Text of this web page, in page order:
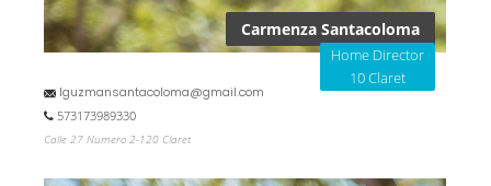
Carmenza Santacoloma
Home Director
10 Claret
lguzmansantacoloma@gmail.com
573173989330
Calle 27 Numero 2-120 Claret